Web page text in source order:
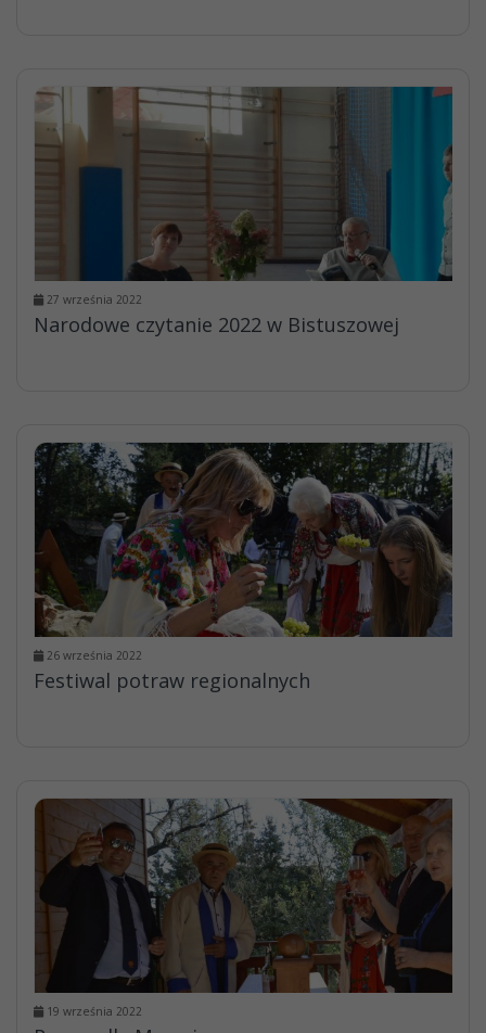
27 września 2022
Narodowe czytanie 2022 w Bistuszowej
26 września 2022
Festiwal potraw regionalnych
19 września 2022